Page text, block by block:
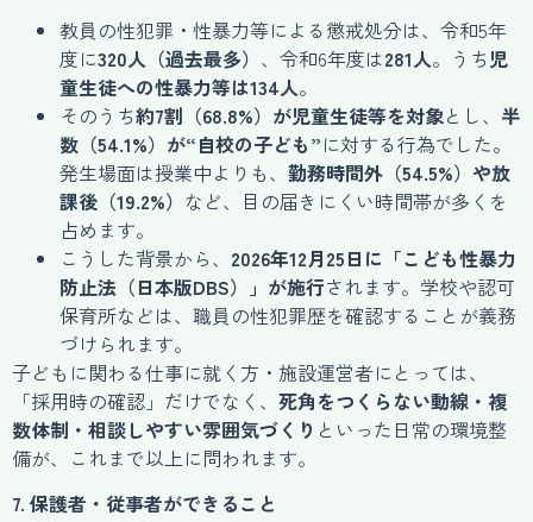
教員の性犯罪・性暴力等による懲戒処分は、令和5年
度に320人（過去最多） 、令和6年度は281人。うち 児
童生徒への性暴力等は134人。
そのうち約7割（68.8%）が児童生徒等を対象とし、 半
数（54.1%）が“自校の子ども”に対する行為でした。
発生場面は授業中よりも、 勤務時間外（54.5%）や放
課後（19.2%） など、目の届きにくい時間帯が多くを
占めます。
こうした背景から、 2026年12月25日に「こども性暴力
防止法（日本版DBS）」が施行されます。学校や認可
保育所などは、職員の性犯罪歴を確認することが義務
づけられます。
子どもに関わる仕事に就く方・施設運営者にとっては、
「採用時の確認」だけでなく、 死角をつくらない動線・複
数体制・相談しやすい雰囲気づくり といった日常の環境整
備が、これまで以上に問われます。
7. 保護者・従事者ができること